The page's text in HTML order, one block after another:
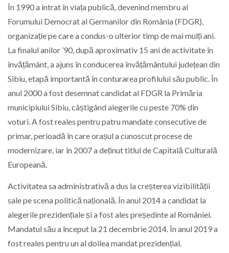
În 1990 a intrat în viața publică, devenind membru al
Forumului Democrat al Germanilor din România (FDGR),
organizație pe care a condus-o ulterior timp de mai mulți ani.
La finalul anilor ’90, după aproximativ 15 ani de activitate în
învățământ, a ajuns în conducerea învățământului județean din
Sibiu, etapă importantă în conturarea profilului său public. În
anul 2000 a fost desemnat candidat al FDGR la Primăria
municipiului Sibiu, câștigând alegerile cu peste 70% din
voturi. A fost reales pentru patru mandate consecutive de
primar, perioadă în care orașul a cunoscut procese de
modernizare, iar în 2007 a deținut titlul de Capitală Culturală
Europeană.
Activitatea sa administrativă a dus la creșterea vizibilității
sale pe scena politică națională. În anul 2014 a candidat la
alegerile prezidențiale și a fost ales președinte al României.
Mandatul său a început la 21 decembrie 2014. În anul 2019 a
fost reales pentru un al doilea mandat prezidențial.